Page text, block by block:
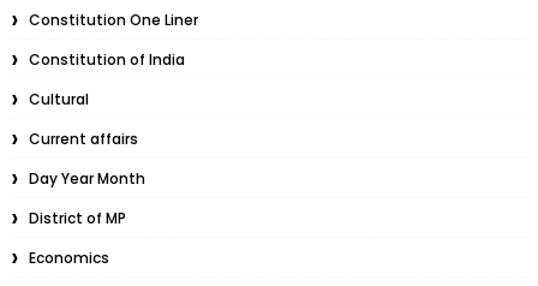
Constitution One Liner
Constitution of India
Cultural
Current affairs
Day Year Month
District of MP
Economics